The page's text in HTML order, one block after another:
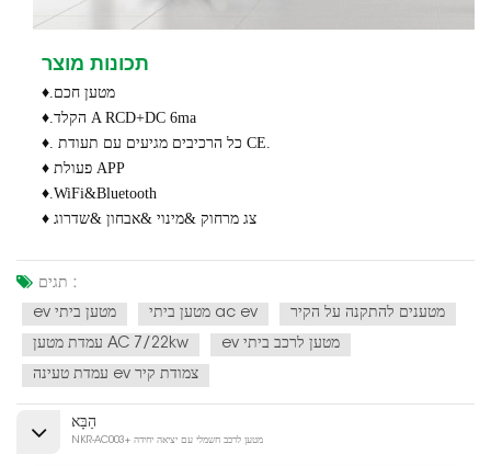
תכונות מוצר
♦.מטען חכם
♦.הקלד A RCD+DC 6ma
♦. כל הרכיבים מגיעים עם תעודת CE.
♦ פעולת APP
♦.WiFi&Bluetooth
♦ צג מרחוק &מינוי &אבחון &שדרוג
תגים :
ev מטען ביתי
מטען ביתי ac ev
מטענים להתקנה על הקיר
עמדת מטען AC 7/22kw
ev מטען לרכב ביתי
עמדת טעינה ev צמודת קיר
הַבָּא
NKR-AC003+ מטען לרכב חשמלי עם יציאה יחידה